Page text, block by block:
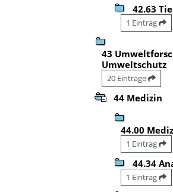
42.63
1 Eintrag
43
Umweltschutz
20 Einträge
44 Medizin
44.00
1 Eintrag
44.34
1 Eintrag